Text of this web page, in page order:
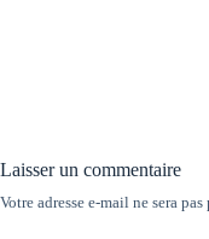
Laisser un commentaire
Votre adresse e-mail ne sera pas